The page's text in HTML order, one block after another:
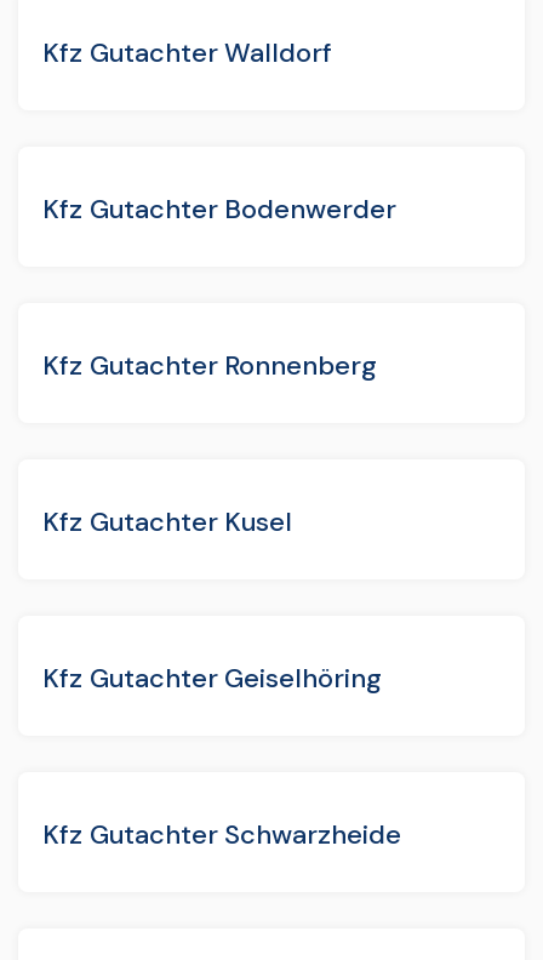
Kfz Gutachter Walldorf
Kfz Gutachter Bodenwerder
Kfz Gutachter Ronnenberg
Kfz Gutachter Kusel
Kfz Gutachter Geiselhöring
Kfz Gutachter Schwarzheide